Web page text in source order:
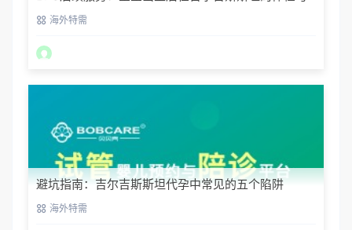
回国海外特需
避坑指南：吉尔吉斯斯坦代孕中常见的五个陷阱
海外特需